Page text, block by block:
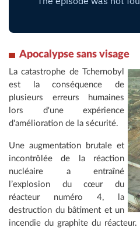
Apocalypse sans visage
La catastrophe de Tchernobyl
est la conséquence de
plusieurs erreurs humaines
lors d'une expérience
d'amélioration de la sécurité.
Une augmentation brutale et
incontrôlée de la réaction
nucléaire a entraîné
l’explosion du cœur du
réacteur numéro 4, la
destruction du bâtiment et un
incendie du graphite du